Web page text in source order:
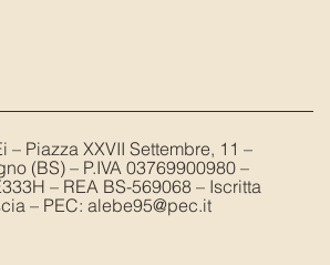
– Piazza XXVII Settembre, 11 –
(BS) – P.IVA 03769900980 –
– REA BS-569068 – Iscritta
– PEC: alebe95@pec.it